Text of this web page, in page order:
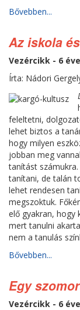
Bővebben...
Az iskola
Vezércikk - 6 éve
Írta: Nádori
feleltetni,
lehet biztos a
hogy milyen
jobban meg
tanítást
tanítani, de talán
lehet rendesen
megszoktuk.
elő gyakran, hogy
mert tanulni
nem a tanulás
Bővebben...
Egy
Vezércikk - 6 éve